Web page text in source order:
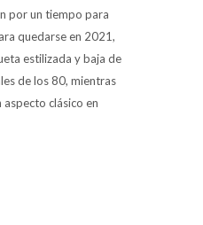
por un tiempo para
quedarse en 2021,
estilizada y baja de
de los 80, mientras
clásico en